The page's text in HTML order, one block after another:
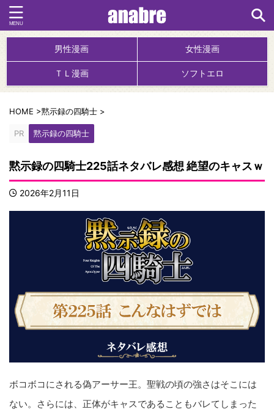
男性漫画 女性漫画
ＴＬ漫画 ソフトエロ
HOME >黙示録の四騎士 >
PR 黙示録の四騎士
黙示録の四騎士225話ネタバレ感想 絶望のキャスｗ
2026年2月11日
ボコボコにされる偽アーサー王。聖戦の頃の強さはそこには
ない。さらには、正体がキャスであることもバレてしまった